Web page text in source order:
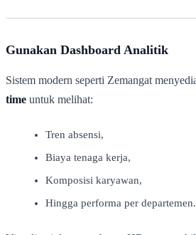
Gunakan Dashboard Analitik
Sistem modern seperti Zemangat
time untuk melihat:
Tren absensi,
Biaya tenaga kerja,
Komposisi karyawan,
Hingga performa per departemen.